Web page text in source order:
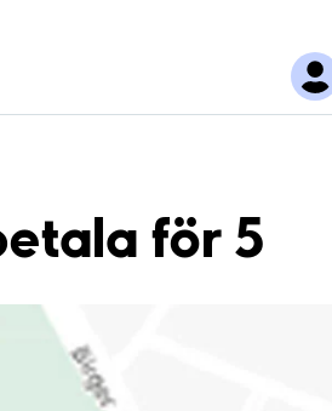
för 5